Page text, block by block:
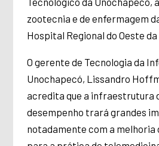
zootecnia e de enfermagem
Hospital Regional do Oeste da
O gerente de Tecnologia da
Unochapecó, Lissandro
acredita que a infraestrutura
desempenho trará grandes
notadamente com a melhoria